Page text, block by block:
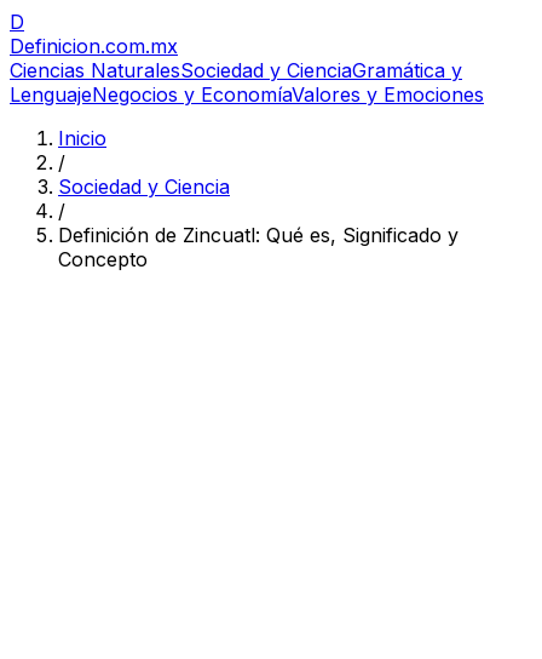
D
Definicion.com.mx
Ciencias NaturalesSociedad y CienciaGramática y
LenguajeNegocios y EconomíaValores y Emociones
Inicio
/
Sociedad y Ciencia
/
Definición de Zincuatl: Qué es, Significado y
Concepto